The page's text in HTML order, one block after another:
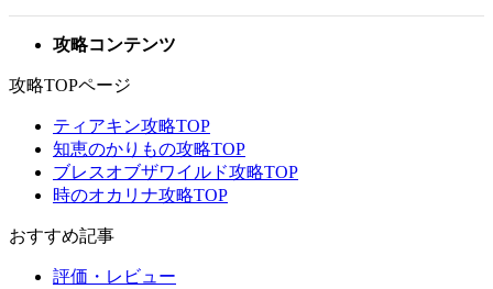
攻略コンテンツ
攻略TOPページ
ティアキン攻略TOP
知恵のかりもの攻略TOP
ブレスオブザワイルド攻略TOP
時のオカリナ攻略TOP
おすすめ記事
評価・レビュー